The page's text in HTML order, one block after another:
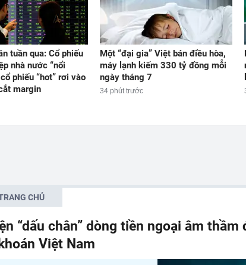
tuần qua: Cổ phiếu
nhà nước “nổi
phiếu “hot” rơi vào
margin
Một “đại gia” Việt bán điều hòa,
máy lạnh kiếm 330 tỷ đồng mỗi
ngày tháng 7
34 phút trước
CHỦ
“dấu chân” dòng tiền ngoại âm
Việt Nam